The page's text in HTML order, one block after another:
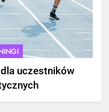
uczestników